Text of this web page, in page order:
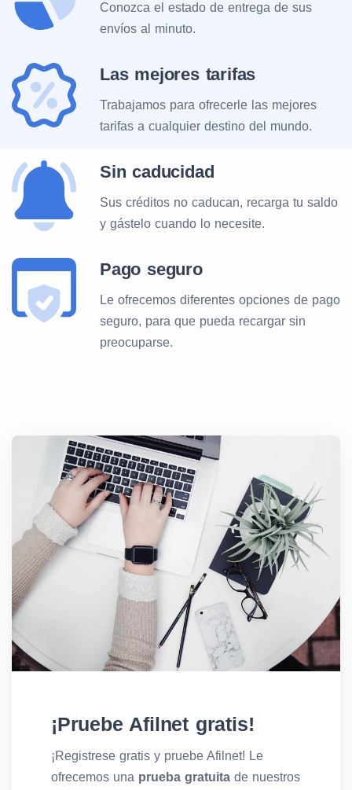
Conozca el estado de entrega de sus
envíos al minuto.
Las mejores tarifas
Trabajamos para ofrecerle las mejores
tarifas a cualquier destino del mundo.
Sin caducidad
Sus créditos no caducan, recarga tu saldo
y gástelo cuando lo necesite.
Pago seguro
Le ofrecemos diferentes opciones de pago
seguro, para que pueda recargar sin
preocuparse.
¡Pruebe Afilnet gratis!
¡Registrese gratis y pruebe Afilnet! Le
ofrecemos una prueba gratuita de nuestros